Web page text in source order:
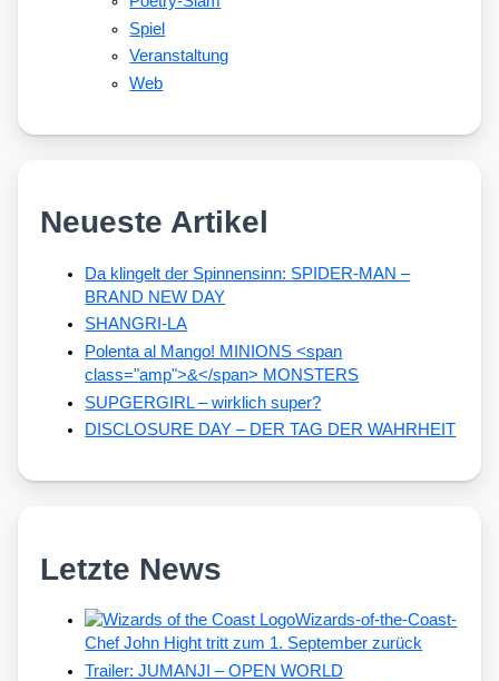
Spiel
Veranstaltung
Web
Neueste Artikel
Da klingelt der Spinnensinn: SPIDER-MAN –
BRAND NEW DAY
SHANGRI-LA
Polenta al Mango! MINIONS <span
class="amp">&</span> MONSTERS
SUPGERGIRL – wirklich super?
DISCLOSURE DAY – DER TAG DER WAHRHEIT
Letzte News
Wizards-of-the-Coast-
Chef John Hight tritt zum 1. September zurück
Trailer: JUMANJI – OPEN WORLD